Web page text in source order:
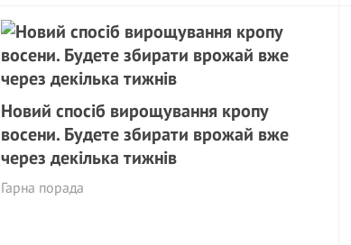
Новий спосіб вирощування кропу
восени. Будете збирати врожай вже
через декілька тижнів
Гарна порада